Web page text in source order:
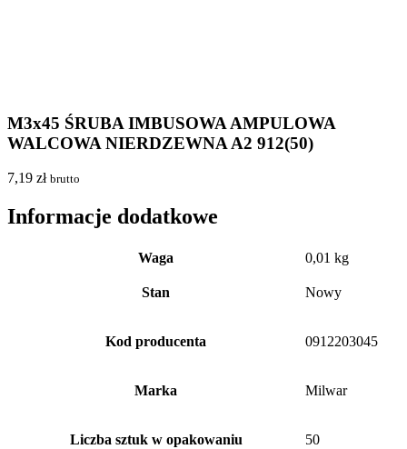
M3x45 ŚRUBA IMBUSOWA AMPULOWA
WALCOWA NIERDZEWNA A2 912(50)
7,19 zł brutto
Informacje dodatkowe
Waga 0,01 kg
Stan Nowy
Kod producenta 0912203045
Marka Milwar
Liczba sztuk w opakowaniu 50